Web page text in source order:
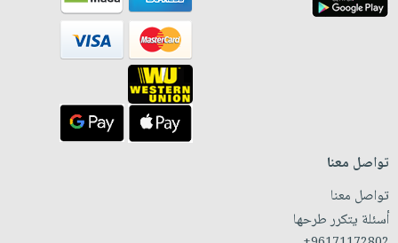
تواصل معنا
تواصل معنا
أسئلة يتكرر طرحها